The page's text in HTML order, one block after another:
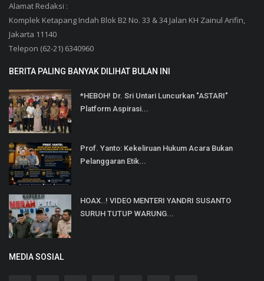
Alamat Redaksi :
Komplek Ketapang Indah Blok B2 No. 33 & 34 Jalan KH Zainul Arifin,
Jakarta 11140
Telepon (62-21) 6340960
BERITA PALING BANYAK DILIHAT BULAN INI
*HEBOH! Dr. Sri Untari Luncurkan "ASTARI"
Platform Aspirasi...
Prof. Yanto: Kekeliruan Hukum Acara Bukan
Pelanggaran Etik...
HOAX..! VIDEO MENTERI YANDRI SUSANTO
SURUH TUTUP WARUNG...
MEDIA SOSIAL